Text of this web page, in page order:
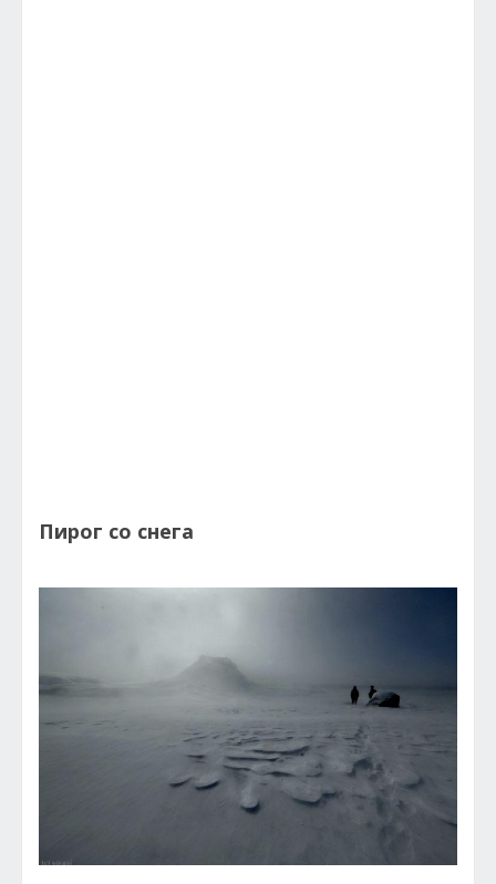
Пирог со снега